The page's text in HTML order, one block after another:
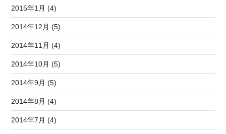
2015年1月 (4)
2014年12月 (5)
2014年11月 (4)
2014年10月 (5)
2014年9月 (5)
2014年8月 (4)
2014年7月 (4)